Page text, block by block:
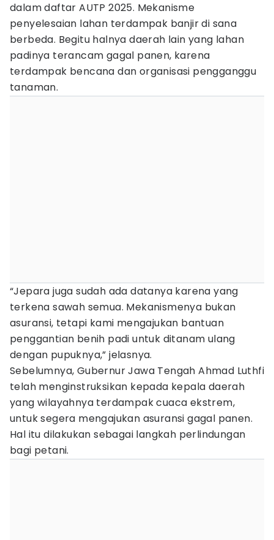
dalam daftar AUTP 2025. Mekanisme
penyelesaian lahan terdampak banjir di sana
berbeda. Begitu halnya daerah lain yang lahan
padinya terancam gagal panen, karena
terdampak bencana dan organisasi pengganggu
tanaman.
“Jepara juga sudah ada datanya karena yang
terkena sawah semua. Mekanismenya bukan
asuransi, tetapi kami mengajukan bantuan
penggantian benih padi untuk ditanam ulang
dengan pupuknya,” jelasnya.
Sebelumnya, Gubernur Jawa Tengah Ahmad Luthfi
telah menginstruksikan kepada kepala daerah
yang wilayahnya terdampak cuaca ekstrem,
untuk segera mengajukan asuransi gagal panen.
Hal itu dilakukan sebagai langkah perlindungan
bagi petani.